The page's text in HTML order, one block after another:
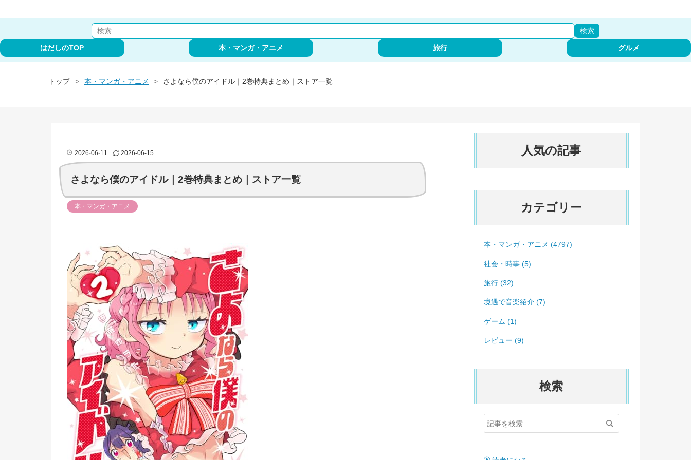
検索
はだしのTOP 本・マンガ・アニメ 旅行 グルメ
トップ > 本・マンガ・アニメ > さよなら僕のアイドル｜2巻特典まとめ｜ストア一覧
2026-06-11 2026-06-15
さよなら僕のアイドル｜2巻特典まとめ｜ストア一覧
本・マンガ・アニメ
人気の記事
カテゴリー
本・マンガ・アニメ (4797)
社会・時事 (5)
旅行 (32)
境遇で音楽紹介 (7)
ゲーム (1)
レビュー (9)
検索